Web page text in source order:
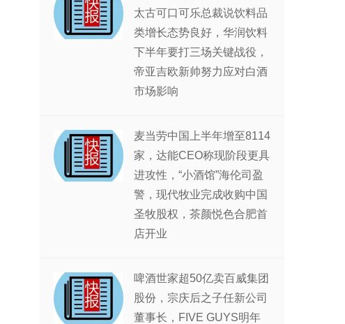
太古可口可乐总裁说饮料品
类增长态势良好，华润饮料
下半年要打三场关键战役，
帝亚吉欧新帅努力应对白酒
市场影响
麦当劳中国上半年增至8114
家，达能CEO称现阶段更具
进攻性，“小酒馆”海伦司盈
警，现代牧业完成收购中国
圣牧股权，茶颜悦色合肥首
店开业
啤酒世家超50亿卖百威集团
股份，宗庆后之子任新公司
董事长，FIVE GUYS明年